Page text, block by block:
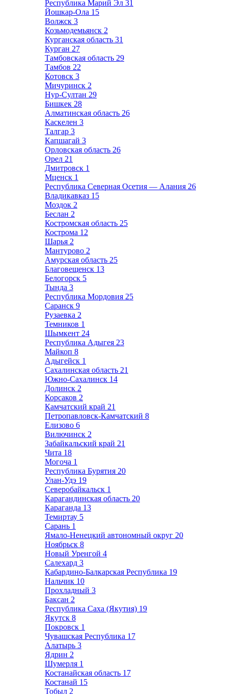
Республика Марий Эл 31
Йошкар-Ола 15
Волжск 3
Козьмодемьянск 2
Курганская область 31
Курган 27
Тамбовская область 29
Тамбов 22
Котовск 3
Мичуринск 2
Нур-Султан 29
Бишкек 28
Алматинская область 26
Каскелен 3
Талгар 3
Капшагай 3
Орловская область 26
Орел 21
Дмитровск 1
Мценск 1
Республика Северная Осетия — Алания 26
Владикавказ 15
Моздок 2
Беслан 2
Костромская область 25
Кострома 12
Шарья 2
Мантурово 2
Амурская область 25
Благовещенск 13
Белогорск 5
Тында 3
Республика Мордовия 25
Саранск 9
Рузаевка 2
Темников 1
Шымкент 24
Республика Адыгея 23
Майкоп 8
Адыгейск 1
Сахалинская область 21
Южно-Сахалинск 14
Долинск 2
Корсаков 2
Камчатский край 21
Петропавловск-Камчатский 8
Елизово 6
Вилючинск 2
Забайкальский край 21
Чита 18
Могоча 1
Республика Бурятия 20
Улан-Удэ 19
Северобайкальск 1
Карагандинская область 20
Караганда 13
Темиртау 5
Сарань 1
Ямало-Ненецкий автономный округ 20
Ноябрьск 8
Новый Уренгой 4
Салехард 3
Кабардино-Балкарская Республика 19
Нальчик 10
Прохладный 3
Баксан 2
Республика Саха (Якутия) 19
Якутск 8
Покровск 1
Чувашская Республика 17
Алатырь 3
Ядрин 2
Шумерля 1
Костанайская область 17
Костанай 15
Тобыл 2